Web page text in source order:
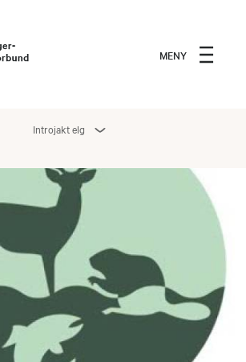
MENY
Introjakt elg